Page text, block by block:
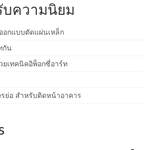
ความนิยม
อกแบบตัดแผ่นเหล็ก
กัน
ยเทคนิคอิพ็อกซี่อาร์ท
ย่อ สำหรับติดหน้าอาคาร